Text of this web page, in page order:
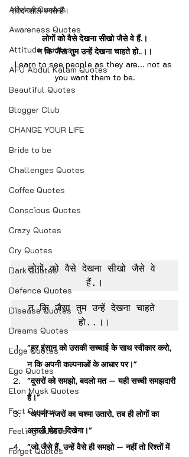
Advice Quotes
Awareness Quotes
Attitude Quotes
APJ Abdul Kalam Quotes
Beautiful Quotes
Blogger Club
CHANGE YOUR LIFE
Bride to be
Challenges Quotes
Coffee Quotes
Conscious Quotes
Crazy Quotes
Cry Quotes
Dark Quotes
Defence Quotes
Disease Quotes
Dreams Quotes
Edge Quotes
Ego Quotes
Elon Musk Quotes
Fact Quotes
Feeling Quotes
Forget Quotes
संवेदनशील बनते हैं।
लोगों को वैसे देखना सीखो जैसे वे हैं.।
न कि जैसा तुम उन्हें देखना चाहते हो..।।
Learn to see people as they are... not as
you want them to be.
लोगों को वैसे देखना सीखो जैसे वे
हैं.।
न कि जैसा तुम उन्हें देखना चाहते
हो..।।
"हर इंसान को उसकी सच्चाई के साथ स्वीकार करो,
न कि अपनी कल्पनाओं के आधार पर।"
"दूसरों को समझो, बदलो मत — यही सच्ची समझदारी
है।"
"अपनी नजरों का चश्मा उतारो, तब ही लोगों का
असली चेहरा दिखेगा।"
"जो जैसे हैं, उन्हें वैसे ही समझो — नहीं तो रिश्तों में